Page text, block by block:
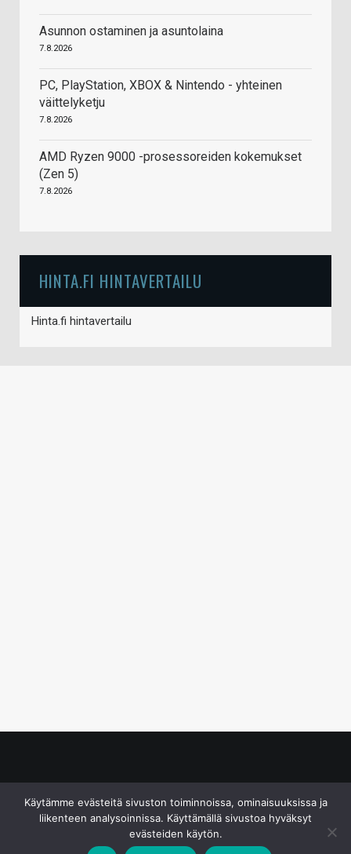
Asunnon ostaminen ja asuntolaina
7.8.2026
PC, PlayStation, XBOX & Nintendo - yhteinen
väittelyketju
7.8.2026
AMD Ryzen 9000 -prosessoreiden kokemukset
(Zen 5)
7.8.2026
HINTA.FI HINTAVERTAILU
Hinta.fi hintavertailu
Käytämme evästeitä sivuston toiminnoissa, ominaisuuksissa ja
liikenteen analysoinnissa. Käyttämällä sivustoa hyväksyt
evästeiden käytön.